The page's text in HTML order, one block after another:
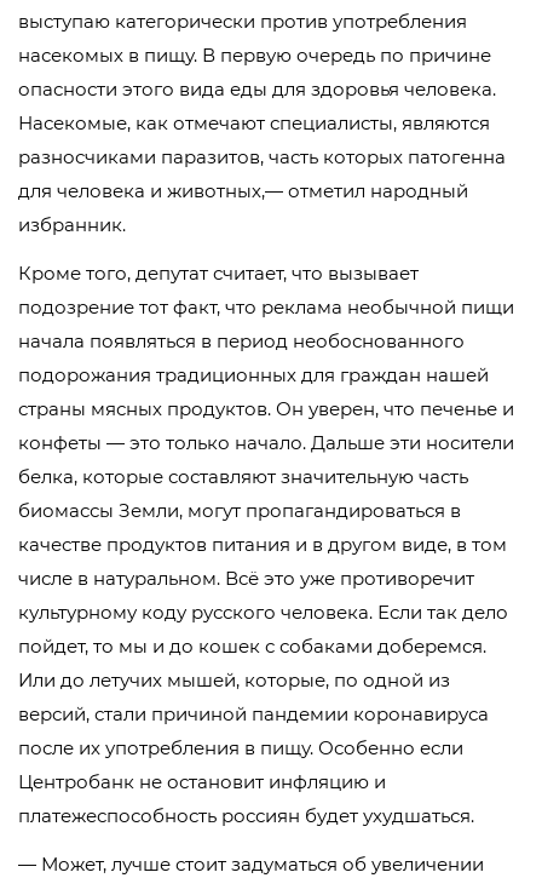
выступаю категорически против употребления
насекомых в пищу. В первую очередь по причине
опасности этого вида еды для здоровья человека.
Насекомые, как отмечают специалисты, являются
разносчиками паразитов, часть которых патогенна
для человека и животных,— отметил народный
избранник.
Кроме того, депутат считает, что вызывает
подозрение тот факт, что реклама необычной пищи
начала появляться в период необоснованного
подорожания традиционных для граждан нашей
страны мясных продуктов. Он уверен, что печенье и
конфеты — это только начало. Дальше эти носители
белка, которые составляют значительную часть
биомассы Земли, могут пропагандироваться в
качестве продуктов питания и в другом виде, в том
числе в натуральном. Всё это уже противоречит
культурному коду русского человека. Если так дело
пойдет, то мы и до кошек с собаками доберемся.
Или до летучих мышей, которые, по одной из
версий, стали причиной пандемии коронавируса
после их употребления в пищу. Особенно если
Центробанк не остановит инфляцию и
платежеспособность россиян будет ухудшаться.
— Может, лучше стоит задуматься об увеличении